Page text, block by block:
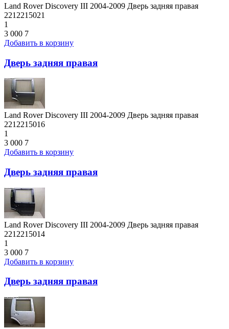
Land Rover Discovery III 2004-2009 Дверь задняя правая
2212215021
1
3 000 7
Добавить в корзину
Дверь задняя правая
Land Rover Discovery III 2004-2009 Дверь задняя правая
2212215016
1
3 000 7
Добавить в корзину
Дверь задняя правая
Land Rover Discovery III 2004-2009 Дверь задняя правая
2212215014
1
3 000 7
Добавить в корзину
Дверь задняя правая